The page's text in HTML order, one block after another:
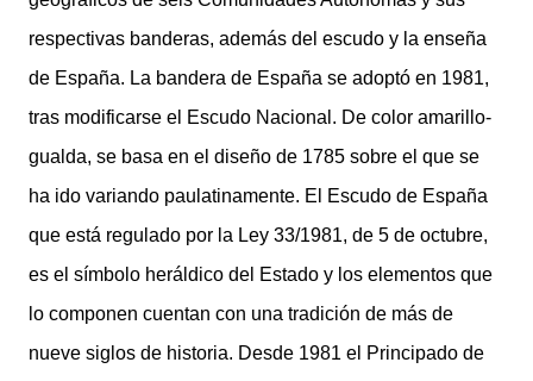
respectivas banderas, además del escudo y la enseña
de España. La bandera de España se adoptó en 1981,
tras modificarse el Escudo Nacional. De color amarillo-
gualda, se basa en el diseño de 1785 sobre el que se
ha ido variando paulatinamente. El Escudo de España
que está regulado por la Ley 33/1981, de 5 de octubre,
es el símbolo heráldico del Estado y los elementos que
lo componen cuentan con una tradición de más de
nueve siglos de historia. Desde 1981 el Principado de